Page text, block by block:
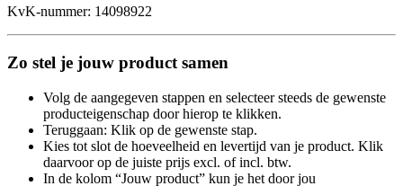
KvK-nummer: 14098922
Zo stel je jouw product samen
Volg de aangegeven stappen en selecteer steeds de gewenste
producteigenschap door hierop te klikken.
Teruggaan: Klik op de gewenste stap.
Kies tot slot de hoeveelheid en levertijd van je product. Klik
daarvoor op de juiste prijs excl. of incl. btw.
In de kolom “Jouw product” kun je het door jou